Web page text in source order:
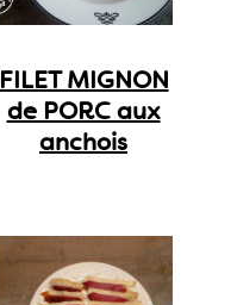
FILET MIGNON
de PORC aux
anchois